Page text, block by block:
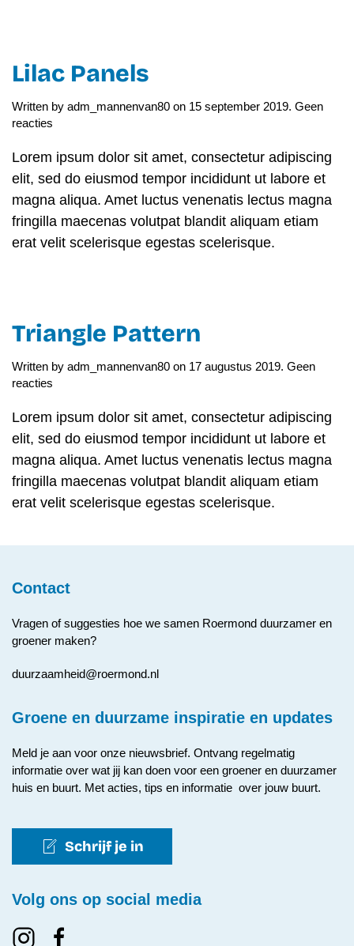
Lilac Panels
Written by adm_mannenvan80 on 15 september 2019. Geen
reacties
Panels
Lorem ipsum dolor sit amet, consectetur adipiscing
elit, sed do eiusmod tempor incididunt ut labore et
magna aliqua. Amet luctus venenatis lectus magna
fringilla maecenas volutpat blandit aliquam etiam
erat velit scelerisque egestas scelerisque.
Triangle Pattern
Written by adm_mannenvan80 on 17 augustus 2019. Geen
reacties
Pattern
Lorem ipsum dolor sit amet, consectetur adipiscing
elit, sed do eiusmod tempor incididunt ut labore et
magna aliqua. Amet luctus venenatis lectus magna
fringilla maecenas volutpat blandit aliquam etiam
erat velit scelerisque egestas scelerisque.
Contact
Vragen of suggesties hoe we samen Roermond duurzamer en
groener maken?
duurzaamheid@roermond.nl
Groene en duurzame inspiratie en updates
Meld je aan voor onze nieuwsbrief. Ontvang regelmatig
informatie over wat jij kan doen voor een groener en duurzamer
huis en buurt. Met acties, tips en informatie over jouw buurt.
Schrijf je in
Volg ons op social media